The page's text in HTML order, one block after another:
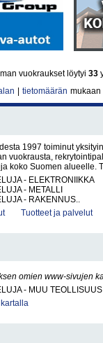
vuokraukset löytyi 33
tietomäärän mukaan
1997 toiminut
vuokrausta,
koko Suomen alueelle.
- ELEKTRONIIKKA
- METALLI
- RAKENNUS..
Tuotteet ja palvelut
omien www-sivujen
- MUU TEOLLISUUS